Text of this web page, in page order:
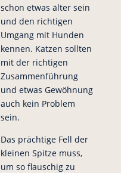
schon etwas älter sein
und den richtigen
Umgang mit Hunden
kennen. Katzen sollten
mit der richtigen
Zusammenführung
und etwas Gewöhnung
auch kein Problem
sein.
Das prächtige Fell der
kleinen Spitze muss,
um so flauschig zu